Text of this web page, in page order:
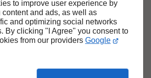
to improve user experience by
and ads, as well as
and optimizing social networks
By clicking "I Agree" you consent to
from our providers Google
Haut de page